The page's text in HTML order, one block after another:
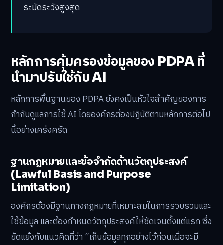
ระมัดระวังสูงสุด
หลักการคุ้มครองข้อมูลของ PDPA ที่
นำมาปรับใช้กับ AI
หลักการพื้นฐานของ PDPA ยังคงเป็นหัวใจสำคัญของการ
กำกับดูแลการใช้ AI โดยองค์กรต้องปฏิบัติตามหลักการต่อไป
นี้อย่างเคร่งครัด
ฐานกฎหมายและข้อจำกัดด้านวัตถุประสงค์
(Lawful Basis and Purpose
Limitation)
องค์กรต้องมีฐานทางกฎหมายที่เหมาะสมในการรวบรวมและ
ใช้ข้อมูล และต้องกำหนดวัตถุประสงค์ให้ชัดเจนตั้งแต่แรก ซึ่ง
ขัดแย้งกับแนวคิดที่ว่า “เก็บข้อมูลทุกอย่างไว้ก่อนเผื่อจะมี